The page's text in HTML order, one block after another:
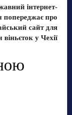
інтернет-
попереджає про
сайт для
у Чехії